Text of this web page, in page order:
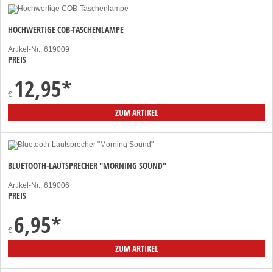
HOCHWERTIGE COB-TASCHENLAMPE
Artikel-Nr.: 619009
PREIS
€ 12,95*
ZUM ARTIKEL
BLUETOOTH-LAUTSPRECHER "MORNING SOUND"
Artikel-Nr.: 619006
PREIS
€ 6,95*
ZUM ARTIKEL